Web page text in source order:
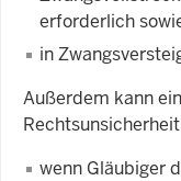
erforderlich
in
Außerdem kann
wenn Gläubiger